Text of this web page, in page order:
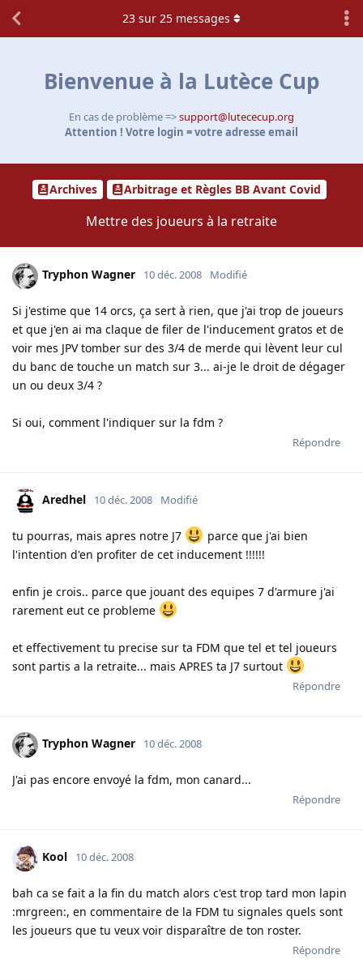
Bienvenue à la Lutèce Cup
En cas de problème =>support@lutececup.org
Attention ! Votre login = votre adresse email
Archives Arbitrage et Règles BB Avant Covid
Mettre des joueurs à la retraite
23 sur 25 messages
Tryphon Wagner 10 déc. 2008 Modifié
Si j'estime que 14 orcs, ça sert à rien, que j'ai trop de joueurs
et que j'en ai ma claque de filer de l'inducement gratos et de
voir mes JPV tomber sur des 3/4 de merde qui lèvent leur cul
du banc de touche un match sur 3... ai-je le droit de dégager
un ou deux 3/4 ?
Si oui, comment l'indiquer sur la fdm ?
Répondre
Aredhel 10 déc. 2008 Modifié
tu pourras, mais apres notre J7
parce que j'ai bien
l'intention d'en profiter de cet inducement !!!!!!
enfin je crois.. parce que jouant des equipes 7 d'armure j'ai
rarement eut ce probleme
et effectivement tu precise sur ta FDM que tel et tel joueurs
sont partis a la retraite... mais APRES ta J7 surtout
Répondre
Tryphon Wagner 10 déc. 2008
J'ai pas encore envoyé la fdm, mon canard...
Répondre
Kool 10 déc. 2008
bah ca se fait a la fin du match alors c'est trop tard mon lapin
:mrgreen:, en commentaire de la FDM tu signales quels sont
les joueurs que tu veux voir disparaître de ton roster.
Répondre